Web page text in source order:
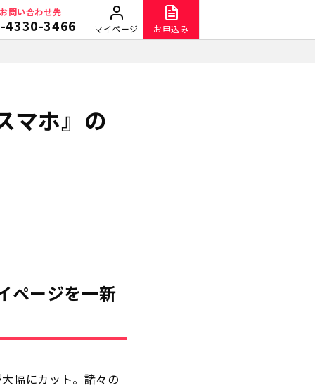
問い合わせ先
4330-3466 マイページ お申込み
マホ』の
ページを一新
幅にカット。諸々の